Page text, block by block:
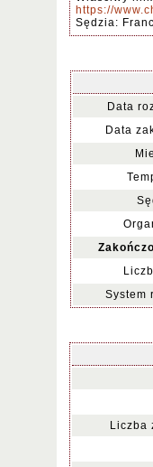
https://
Sędzia:
Data
Data
System
Liczba